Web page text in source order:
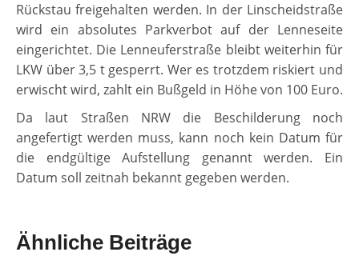
Rückstau freigehalten werden. In der Linscheidstraße
wird ein absolutes Parkverbot auf der Lenneseite
eingerichtet. Die Lenneuferstraße bleibt weiterhin für
LKW über 3,5 t gesperrt. Wer es trotzdem riskiert und
erwischt wird, zahlt ein Bußgeld in Höhe von 100 Euro.
Da laut Straßen NRW die Beschilderung noch
angefertigt werden muss, kann noch kein Datum für
die endgültige Aufstellung genannt werden. Ein
Datum soll zeitnah bekannt gegeben werden.
Ähnliche Beiträge